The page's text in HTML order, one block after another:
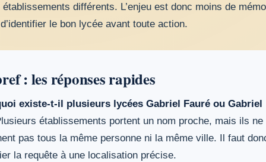
différents. L’enjeu est donc moins de
le bon lycée avant toute action.
: les réponses rapides
existe-t-il plusieurs lycées Gabriel Fauré ou Gabriel
établissements portent un nom proche, mais ils ne
pas tous la même personne ni la même ville. Il faut
la requête à une localisation précise.